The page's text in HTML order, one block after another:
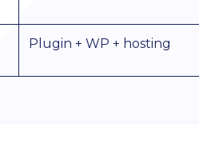
Plugin + WP + hosting